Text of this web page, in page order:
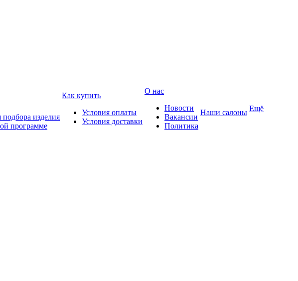
изделия
программе
Как купить
Условия оплаты
Условия доставки
О нас
Новости
Вакансии
Политика
Наши салоны Ещё